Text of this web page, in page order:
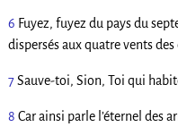
6 Fuyez, fuyez du pays du
dispersés aux quatre vents des
7Sauve-toi, Sion, Toi qui
8 Car ainsi parle l’éternel des